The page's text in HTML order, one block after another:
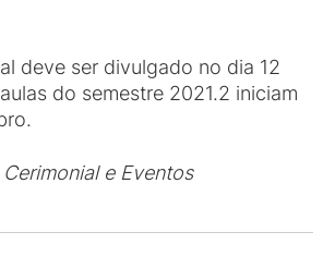
deve ser divulgado no dia 12
do semestre 2021.2 iniciam
e Eventos